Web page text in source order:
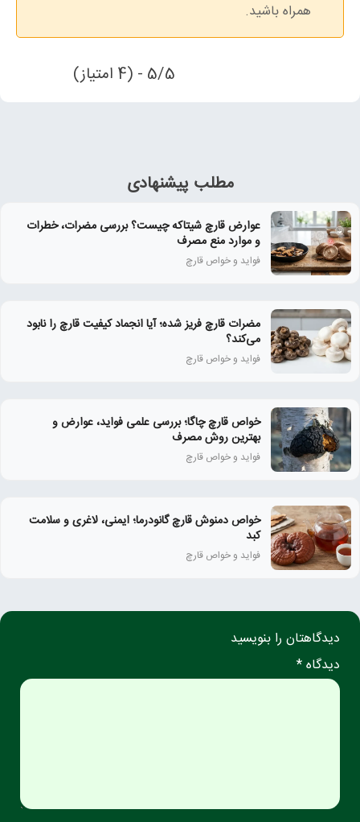
همراه باشید.
5/5 - (4 امتیاز)
مطلب پیشنهادی
عوارض قارچ شیتاکه چیست؟ بررسی مضرات، خطرات
و موارد منع مصرف
فواید و خواص قارچ
مضرات قارچ فریز شده؛ آیا انجماد کیفیت قارچ را نابود
می‌کند؟
فواید و خواص قارچ
خواص قارچ چاگا؛ بررسی علمی فواید، عوارض و
بهترین روش مصرف
فواید و خواص قارچ
خواص دمنوش قارچ گانودرما؛ ایمنی، لاغری و سلامت
کبد
فواید و خواص قارچ
دیدگاهتان را بنویسید
دیدگاه *